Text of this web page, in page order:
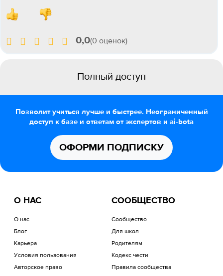
0,0(0 оценок)
Полный доступ
Позволит учиться лучше и быстрее. Неограниченный
доступ к базе и ответам от экспертов и ai-bota
ОФОРМИ ПОДПИСКУ
О НАС
О нас
Блог
Карьера
Условия пользования
Авторское право
СООБЩЕСТВО
Сообщество
Для школ
Родителям
Кодекс чести
Правила сообщества